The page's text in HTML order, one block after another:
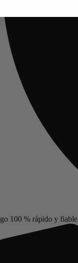
100 % rápido y fiable